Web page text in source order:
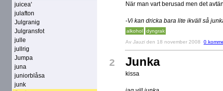
juicea'
julafton
Julgranig
Julgransfot
julle
jullrig
Jumpa
juna
juniorblåsa
junk
När man vart berusad men det
-Vi kan dricka bara lite ikväll så
alkohol dyngrak
Av Jauzi den 18 november 2008 0
2 Junka
kissa